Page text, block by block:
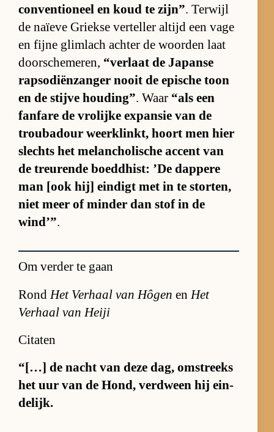
con­ven­ti­o­neel en koud te zijn”. Ter­wijl
de na­ïeve Griekse ver­tel­ler al­tijd een vage
en fijne glim­lach ach­ter de woor­den laat
door­sche­me­ren, “ver­laat de Ja­panse
rap­so­di­ën­zan­ger nooit de epi­sche toon
en de stijve hou­ding”. Waar “als een
fan­fare de vro­lijke ex­pan­sie van de
trou­ba­dour weer­klinkt, hoort men hier
slechts het me­lan­cho­li­sche ac­cent van
de treu­rende boed­dhist: ’De dap­pere
man [ook hij] ein­digt met in te stor­ten,
niet meer of min­der dan stof in de
wind’”.
Om verder te gaan
Rond Het Verhaal van Hôgen en Het
Verhaal van Heiji
Citaten
“[…] de nacht van deze dag, om­streeks
het uur van de Hond, ver­dween hij ein­
de­lijk.